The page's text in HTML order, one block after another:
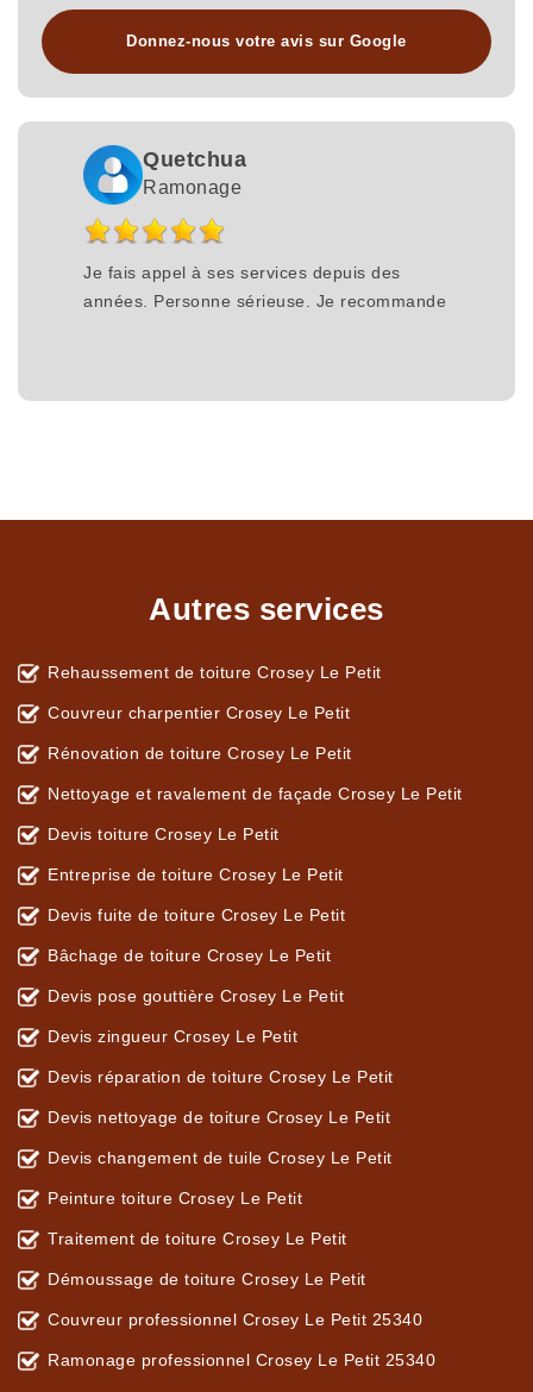
Donnez-nous votre avis sur Google
Quetchua
Ramonage
Je fais appel à ses services depuis des
années. Personne sérieuse. Je recommande
Autres services
Rehaussement de toiture Crosey Le Petit
Couvreur charpentier Crosey Le Petit
Rénovation de toiture Crosey Le Petit
Nettoyage et ravalement de façade Crosey Le Petit
Devis toiture Crosey Le Petit
Entreprise de toiture Crosey Le Petit
Devis fuite de toiture Crosey Le Petit
Bâchage de toiture Crosey Le Petit
Devis pose gouttière Crosey Le Petit
Devis zingueur Crosey Le Petit
Devis réparation de toiture Crosey Le Petit
Devis nettoyage de toiture Crosey Le Petit
Devis changement de tuile Crosey Le Petit
Peinture toiture Crosey Le Petit
Traitement de toiture Crosey Le Petit
Démoussage de toiture Crosey Le Petit
Couvreur professionnel Crosey Le Petit 25340
Ramonage professionnel Crosey Le Petit 25340